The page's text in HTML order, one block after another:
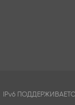
IPv6